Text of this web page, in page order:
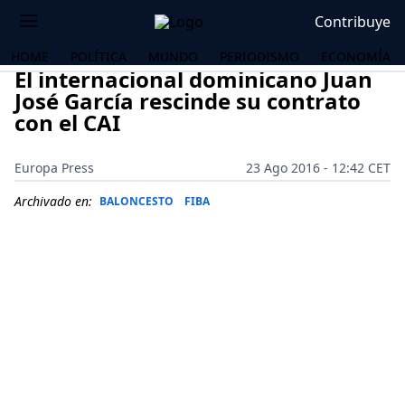
Contribuye
HOME POLÍTICA MUNDO PERIODISMO ECONOMÍA
El internacional dominicano Juan
José García rescinde su contrato
con el CAI
Europa Press
23 Ago 2016 - 12:42 CET
Archivado en: BALONCESTO FIBA